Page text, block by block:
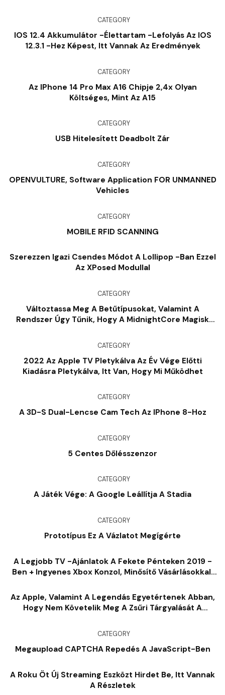
CATEGORY
IOS 12.4 Akkumulátor -élettartam -lefolyás Az IOS
12.3.1 -hez Képest, Itt Vannak Az Eredmények
CATEGORY
Az IPhone 14 Pro Max A16 Chipje 2,4x Olyan
Költséges, Mint Az A15
CATEGORY
USB Hitelesített Deadbolt Zár
CATEGORY
OPENVULTURE, Software Application FOR UNMANNED
Vehicles
CATEGORY
MOBILE RFID SCANNING
Szerezzen Igazi Csendes Módot A Lollipop -ban Ezzel
Az XPosed Modullal
CATEGORY
Változtassa Meg A Betűtípusokat, Valamint A
Rendszer Úgy Tűnik, Hogy A MidnightCore Magisk
CATEGORY
2022 Az Apple TV Pletykálva Az Év Vége Előtti
Kiadásra Pletykálva, Itt Van, Hogy Mi Működhet
CATEGORY
A 3D-S Dual-Lencse Cam Tech Az IPhone 8-Hoz
CATEGORY
5 Centes Dőlésszenzor
CATEGORY
A Játék Vége: A Google Leállítja A Stadia
CATEGORY
Prototípus Ez A Vázlatot Megígérte
A Legjobb TV -ajánlatok A Fekete Pénteken 2019 -
Ben + Ingyenes Xbox Konzol, Minősítő Vásárlásokkal,
Az Apple, Valamint A Legendás Egyetértenek Abban,
Hogy Nem Követelik Meg A Zsűri Tárgyalását A
CATEGORY
Megaupload CAPTCHA Repedés A JavaScript-Ben
A Roku Öt Új Streaming Eszközt Hirdet Be, Itt Vannak
A Részletek